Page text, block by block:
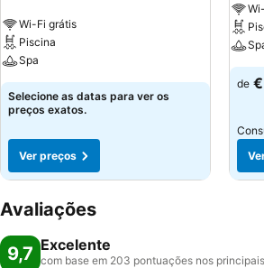
Wi-Fi grátis
Piscina
Spa
Selecione as datas para ver os
preços exatos.
Ver preços
de
Avaliações
9,7 Excelente
com base em 203 pontuações nos principais